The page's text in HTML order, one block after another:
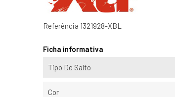
Referência 1321928-XBL
Ficha informativa
Tipo De Salto
Cor